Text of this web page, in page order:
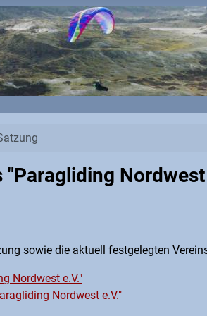
Nordwest
sowie die aktuell festgelegten
Nordwest e.V."
Nordwest e.V."